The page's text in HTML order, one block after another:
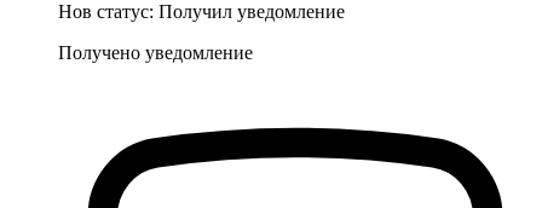
Нов статус: Получил уведомление
Получено уведомление